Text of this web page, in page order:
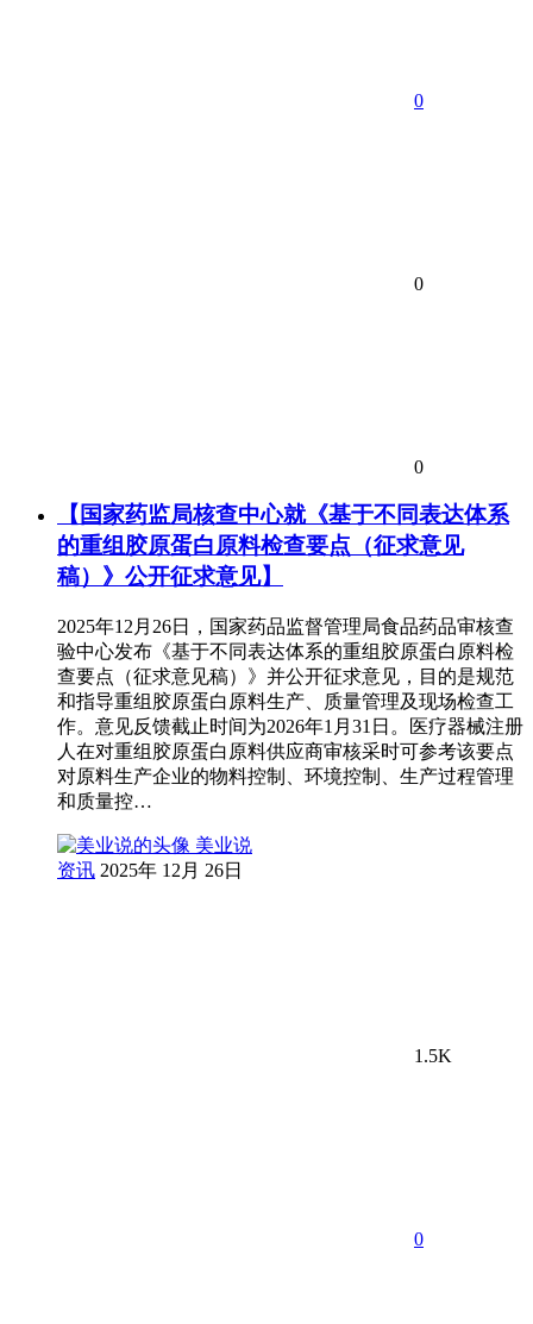
0
0
0
【国家药监局核查中心就《基于不同表达体系
的重组胶原蛋白原料检查要点（征求意见
稿）》公开征求意见】
2025年12月26日，国家药品监督管理局食品药品审核查
验中心发布《基于不同表达体系的重组胶原蛋白原料检
查要点（征求意见稿）》并公开征求意见，目的是规范
和指导重组胶原蛋白原料生产、质量管理及现场检查工
作。意见反馈截止时间为2026年1月31日。医疗器械注册
人在对重组胶原蛋白原料供应商审核采时可参考该要点
对原料生产企业的物料控制、环境控制、生产过程管理
和质量控…
美业说
资讯 2025年 12月 26日
1.5K
0